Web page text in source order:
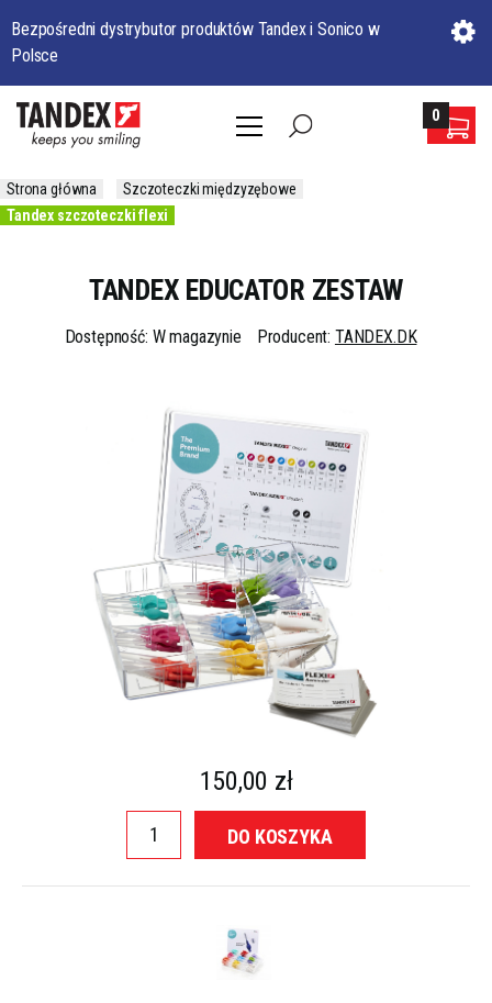
Bezpośredni dystrybutor produktów Tandex i Sonico w
Polsce
0
Strona główna
Szczoteczki międzyzębowe
Tandex szczoteczki flexi
TANDEX EDUCATOR ZESTAW
Dostępność: W magazynie Producent: TANDEX.DK
150,00 zł
DO KOSZYKA